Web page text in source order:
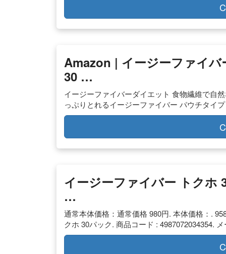
Amazon | イージーファイ
30 …
イージーファイバーダイエット 食物繊維で自
っぷりとれるイージーファイバー パウチタイ
イージーファイバー トクホ
…
通常本体価格：通常価格 980円. 本体価格：.
クホ 30パック. 商品コード : 4987072034354.